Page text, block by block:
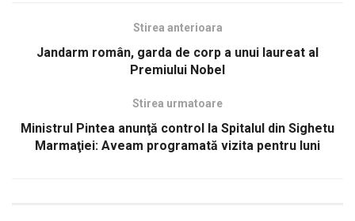
Stirea anterioara
Jandarm român, garda de corp a unui laureat al
Premiului Nobel
Stirea urmatoare
Ministrul Pintea anunţă control la Spitalul din Sighetu
Marmaţiei: Aveam programată vizita pentru luni